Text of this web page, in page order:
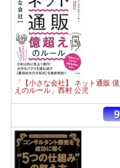
「【小さな会社】 ネット通販
えのルール」西村 公児